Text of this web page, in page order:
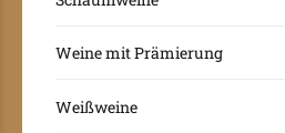
Weine mit Prämierung
Weißweine